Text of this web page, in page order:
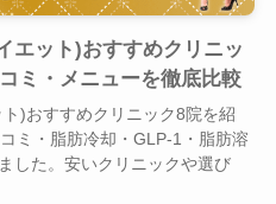
エット)おすすめクリニッ
ミ・メニューを徹底比較
)おすすめクリニック8院を紹
ミ・脂肪冷却・GLP-1・脂肪溶
した。安いクリニックや選び